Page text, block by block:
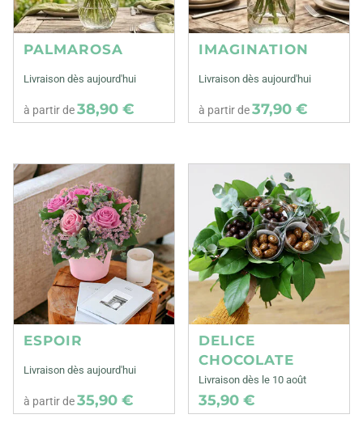
PALMAROSA
Livraison dès aujourd'hui
à partir de38,90 €
IMAGINATION
Livraison dès aujourd'hui
à partir de37,90 €
ESPOIR
Livraison dès aujourd'hui
à partir de35,90 €
DELICE
CHOCOLATE
Livraison dès le 10 août
35,90 €